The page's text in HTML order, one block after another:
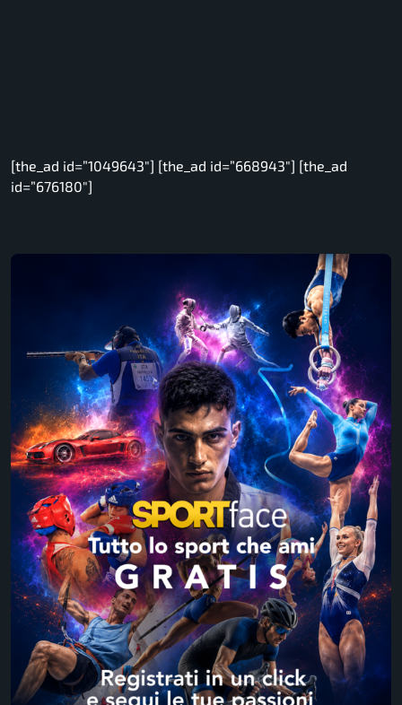
[the_ad id=”1049643″] [the_ad id=”668943″] [the_ad
id=”676180″]